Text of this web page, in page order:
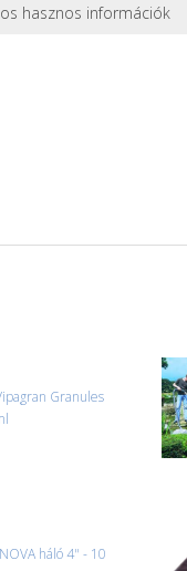
hasznos információk
az információ.
Granules
háló 4" - 10